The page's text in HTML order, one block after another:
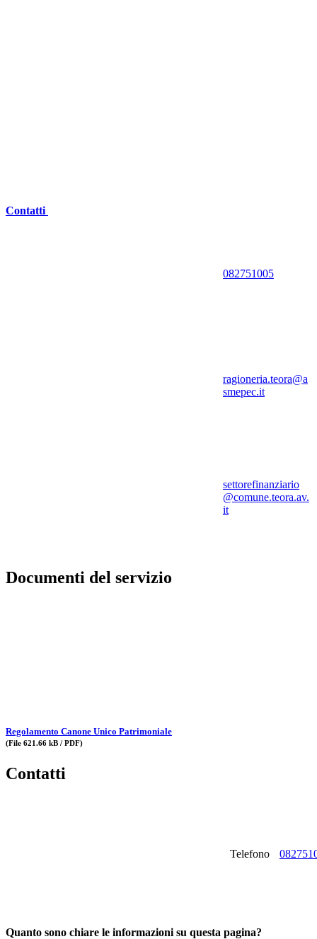
Contatti
082751005
ragioneria.teora@a
smepec.it
settorefinanziario
@comune.teora.av.
it
Documenti del servizio
Regolamento Canone Unico Patrimoniale
(File 621.66 kB / PDF)
Contatti
Telefono
Quanto sono chiare le informazioni su questa pagina?